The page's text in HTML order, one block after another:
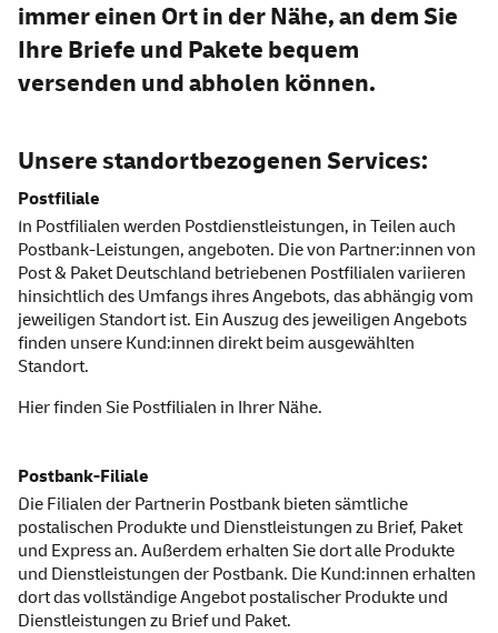
immer einen Ort in der Nähe, an dem Sie
Ihre Briefe und Pakete bequem
versenden und abholen können.
Unsere standortbezogenenServices:
Postfiliale
In Postfilialen werden Postdienstleistungen, in Teilen auch
Postbank-Leistungen, angeboten. Die von Partner:innen von
Post & Paket Deutschland betriebenen Postfilialen variieren
hinsichtlich des Umfangs ihres Angebots, das abhängig vom
jeweiligen Standort ist. Ein Auszug des jeweiligen Angebots
finden unsere Kund:innen direkt beim ausgewählten
Standort.
Hier finden Sie Postfilialen in Ihrer Nähe.
Postbank-Filiale
Die Filialen der Partnerin Postbank bieten sämtliche
postalischen Produkte und Dienstleistungen zu Brief, Paket
und Express an. Außerdem erhalten Sie dort alle Produkte
und Dienstleistungen der Postbank. Die Kund:innen erhalten
dort das vollständige Angebot postalischer Produkte und
Dienstleistungen zu Brief und Paket.